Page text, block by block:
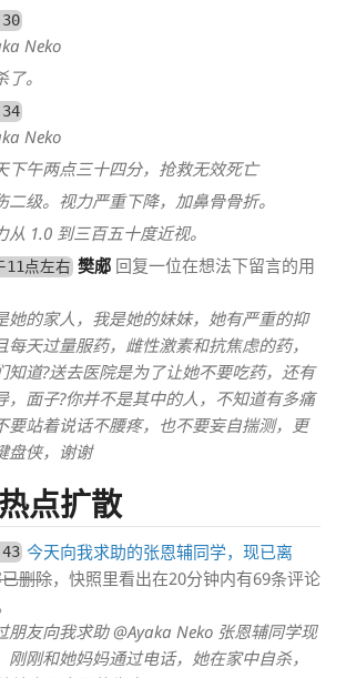
Neko
了。
Neko
下午两点三十四分，抢救无效死亡
二级。视力严重下降，加鼻骨骨折。
从 1.0 到三百五十度近视。
点左右 樊郕 回复一位在想法下留言的用
她的家人，我是她的妹妹，她有严重的抑
每天过量服药，雌性激素和抗焦虑的药，
知道?送去医院是为了让她不要吃药，还有
，面子?你并不是其中的人，不知道有多痛
要站着说话不腰疼，也不要妄自揣测，更
盘侠，谢谢
点扩散
今天向我求助的张恩辅同学，现已离
删除，快照里看出在20分钟内有69条评论
朋友向我求助 @Ayaka Neko 张恩辅同学现
刚刚和她妈妈通过电话，她在家中自杀，